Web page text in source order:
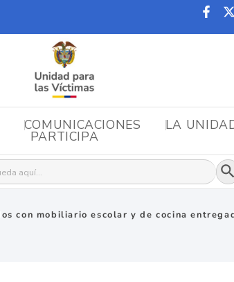
COMUNICACIONES LA
PARTICIPA
con mobiliario escolar y de cocina